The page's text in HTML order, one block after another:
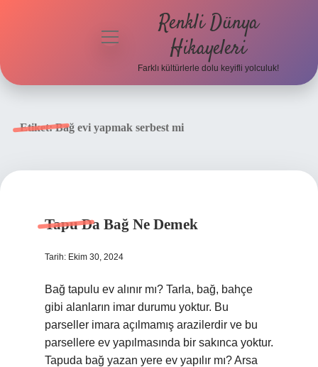
Politikası
menüyü
Renkli Dünya
Hikayeleri
Farklı kültürlerle dolu keyifli yolculuk!
Etiket:Bağ evi yapmak serbest mi
Tapu Da Bağ Ne Demek
Tarih: Ekim 30, 2024
Bağ tapulu ev alınır mı? Tarla, bağ, bahçe
gibi alanların imar durumu yoktur. Bu
parseller imara açılmamış arazilerdir ve bu
parsellere ev yapılmasında bir sakınca yoktur.
Tapuda bağ yazan yere ev yapılır mı? Arsa